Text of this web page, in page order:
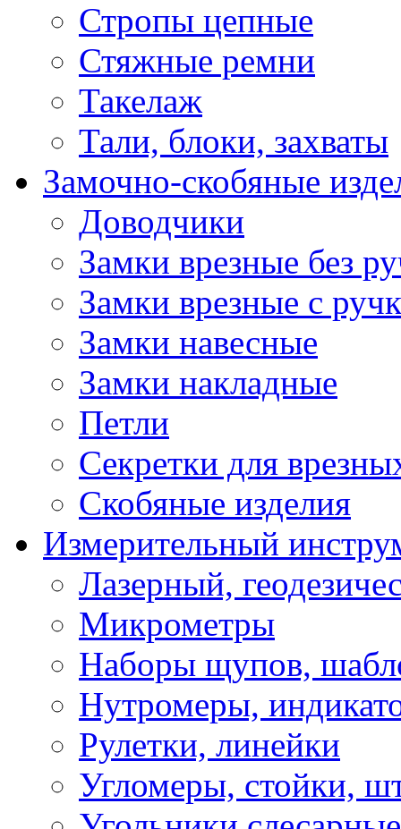
Стропы цепные
Стяжные ремни
Такелаж
Тали, блоки, захваты
Замочно-скобяные
Доводчики
Замки врезные без
Замки врезные с
Замки навесные
Замки накладные
Петли
Секретки для
Скобяные изделия
Измерительный
Лазерный,
Микрометры
Наборы щупов,
Нутромеры,
Рулетки, линейки
Угломеры, стойки,